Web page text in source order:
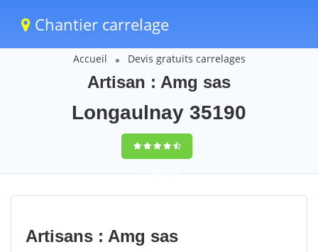
Chantier carrelage
Accueil Devis gratuits carrelages
Artisan : Amg sas
Longaulnay 35190
9,5(100%)73
votes
Artisans : Amg sas